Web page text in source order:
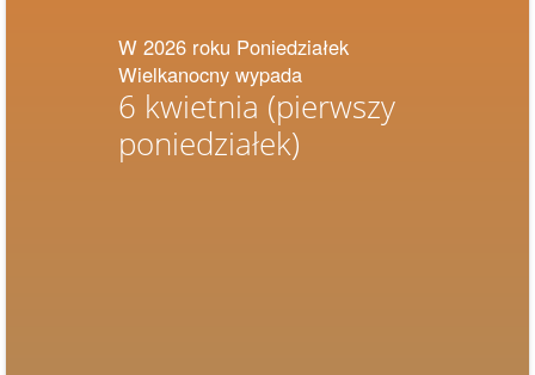
W 2026 roku Poniedziałek
Wielkanocny wypada
6 kwietnia (pierwszy
poniedziałek)